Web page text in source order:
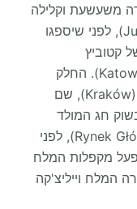
משעשעת וקלילה
בפארק המדע והבידור ג'ורה (JuraPark), לפני שיספגו
קטוביץ
(Katowice Jarmark Bożonarodzeniowy). החלק
הפולני של הטיול מגיע לשיאו בקרקוב (Kraków), שם
חג המולד
העצום של כיכר השוק המרכזית (Rynek Główny), לפני
מקפלות המלח
המלח וייליצ'קה